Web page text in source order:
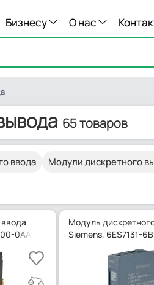
Бизнесу О нас
65 товаров
ввода Модули дискретного
0AA0
Модуль
Siemens, 6ES7131-